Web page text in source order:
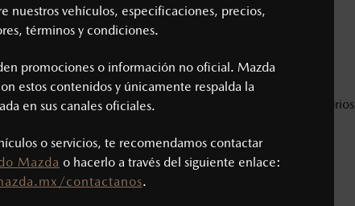
nuestros vehículos, especificaciones, precios,
términos y condiciones.
promociones o información no oficial. Mazda
estos contenidos y únicamente respalda la
en sus canales oficiales.
o servicios, te recomendamos contactar
Mazda o hacerlo a través del siguiente enlace:
contactanos.
* Campos obligatorios
leído y aceptado la
de Privacidad.*